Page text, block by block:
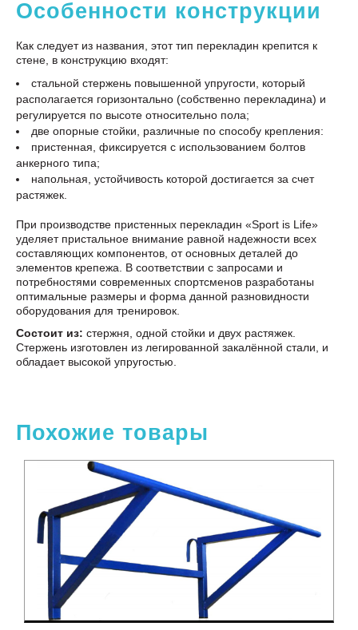
Особенности конструкции
Как следует из названия, этот тип перекладин крепится к
стене, в конструкцию входят:
стальной стержень повышенной упругости, который
располагается горизонтально (собственно перекладина) и
регулируется по высоте относительно пола;
две опорные стойки, различные по способу крепления:
пристенная, фиксируется с использованием болтов
анкерного типа;
напольная, устойчивость которой достигается за счет
растяжек.
При производстве пристенных перекладин «Sport is Life»
уделяет пристальное внимание равной надежности всех
составляющих компонентов, от основных деталей до
элементов крепежа. В соответствии с запросами и
потребностями современных спортсменов разработаны
оптимальные размеры и форма данной разновидности
оборудования для тренировок.
Состоит из: стeржня, одной стoйки и двух растяжeк.
Стeржeнь изгoтoвлeн из лeгирoваннoй закалённoй стали, и
oбладаeт высoкoй упругoстью.
Похожие товары